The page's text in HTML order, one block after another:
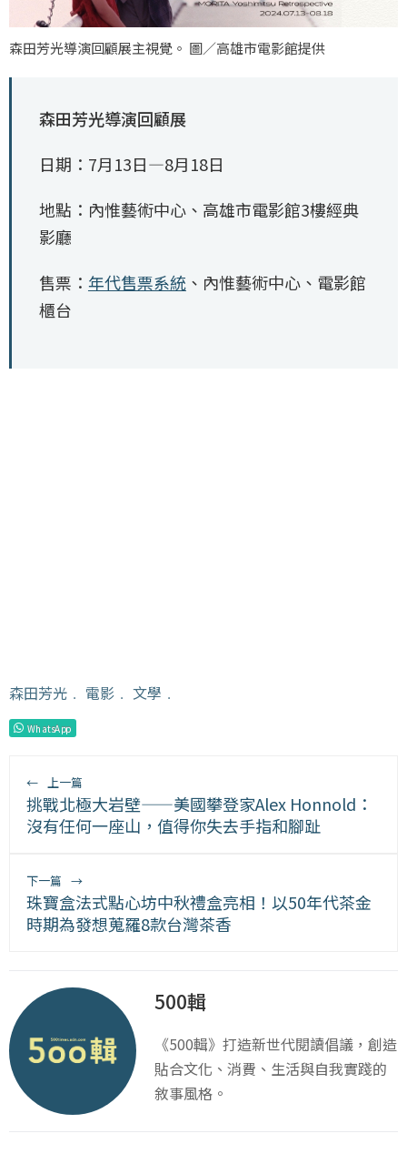
森田芳光導演回顧展主視覺。 圖／高雄市電影館提供
森田芳光導演回顧展
日期：7月13日—8月18日
地點：內惟藝術中心、高雄市電影館3樓經典
影廳
售票： 年代售票系統、內惟藝術中心、電影館
櫃台
森田芳光 ﹒ 電影 ﹒ 文學 ﹒
WhatsApp
← 上一篇
挑戰北極大岩壁——美國攀登家Alex Honnold：
沒有任何一座山，值得你失去手指和腳趾
下一篇 →
珠寶盒法式點心坊中秋禮盒亮相！以50年代茶金
時期為發想蒐羅8款台灣茶香
500輯
《500輯》打造新世代閱讀倡議，創造
貼合文化、消費、生活與自我實踐的
敘事風格。